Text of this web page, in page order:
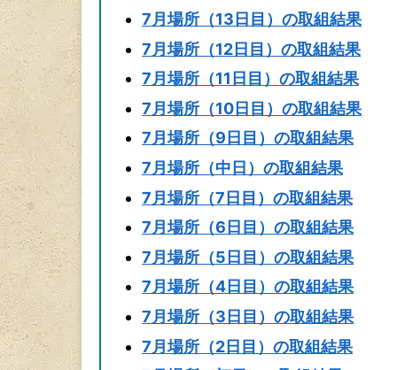
7月場所（13日目）の取組結果
7月場所（12日目）の取組結果
7月場所（11日目）の取組結果
7月場所（10日目）の取組結果
7月場所（9日目）の取組結果
7月場所（中日）の取組結果
7月場所（7日目）の取組結果
7月場所（6日目）の取組結果
7月場所（5日目）の取組結果
7月場所（4日目）の取組結果
7月場所（3日目）の取組結果
7月場所（2日目）の取組結果